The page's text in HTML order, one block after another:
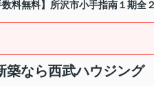
数料無料】所沢市小手指南１期
築なら西武ハウジング